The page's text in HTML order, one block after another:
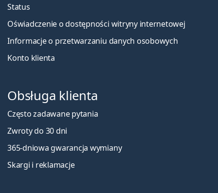
Status
Oświadczenie o dostępności witryny internetowej
Informacje o przetwarzaniu danych osobowych
Konto klienta
Obsługa klienta
Często zadawane pytania
Zwroty do 30 dni
365-dniowa gwarancja wymiany
Skargi i reklamacje